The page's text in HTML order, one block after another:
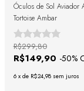
Óculos de Sol Aviador
Tortoise Ambar
R$149,90 -50%
R$299,80
6 x de R$24,98 sem juros